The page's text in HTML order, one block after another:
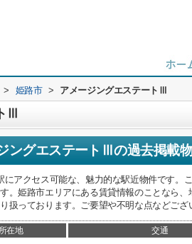
> 姫路市 > アメージングエステートⅢ
Ⅲ
ングエステートⅢの過去掲載
にアクセス可能な、魅力的な駅近物件です。
。姫路市エリアにある賃貸情報のことなら
扱っております。ご要望や不明な点などござ
所在地 交通